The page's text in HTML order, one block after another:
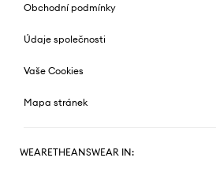
Obchodní podmínky
Údaje společnosti
Vaše Cookies
Mapa stránek
WEARETHEANSWEAR IN: